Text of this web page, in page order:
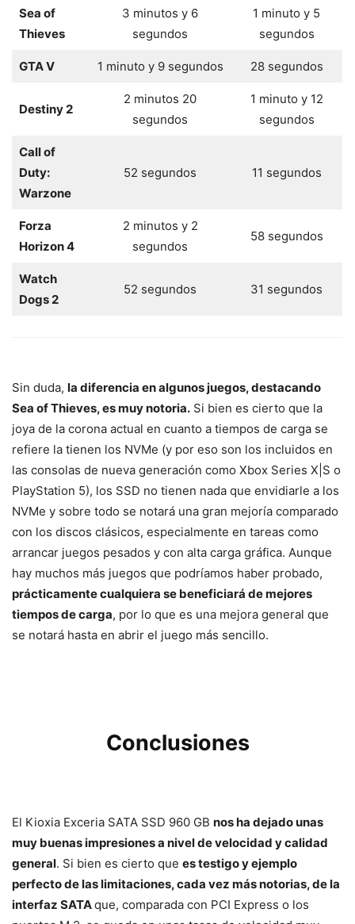
Sea of
Thieves
3 minutos y 6
segundos
1 minuto y 5
segundos
GTA V 1 minuto y 9 segundos 28 segundos
Destiny 2
2 minutos 20
segundos
1 minuto y 12
segundos
Call of
Duty:
Warzone
52 segundos 11 segundos
Forza
Horizon 4
2 minutos y 2
segundos
58 segundos
Watch
Dogs 2
52 segundos 31 segundos
Sin duda, la diferencia en algunos juegos, destacando
Sea of Thieves, es muy notoria. Si bien es cierto que la
joya de la corona actual en cuanto a tiempos de carga se
refiere la tienen los NVMe (y por eso son los incluidos en
las consolas de nueva generación como Xbox Series X|S o
PlayStation 5), los SSD no tienen nada que envidiarle a los
NVMe y sobre todo se notará una gran mejoría comparado
con los discos clásicos, especialmente en tareas como
arrancar juegos pesados y con alta carga gráfica. Aunque
hay muchos más juegos que podríamos haber probado,
prácticamente cualquiera se beneficiará de mejores
tiempos de carga, por lo que es una mejora general que
se notará hasta en abrir el juego más sencillo.
Conclusiones
El Kioxia Exceria SATA SSD 960 GB nos ha dejado unas
muy buenas impresiones a nivel de velocidad y calidad
general. Si bien es cierto que es testigo y ejemplo
perfecto de las limitaciones, cada vez más notorias, de la
interfaz SATAque, comparada con PCI Express o los